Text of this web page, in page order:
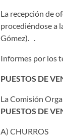
La recepción de
procediéndose a
Gómez). .
Informes por los
PUESTOS DE
La Comisión
PUESTOS DE
A) CHURROS